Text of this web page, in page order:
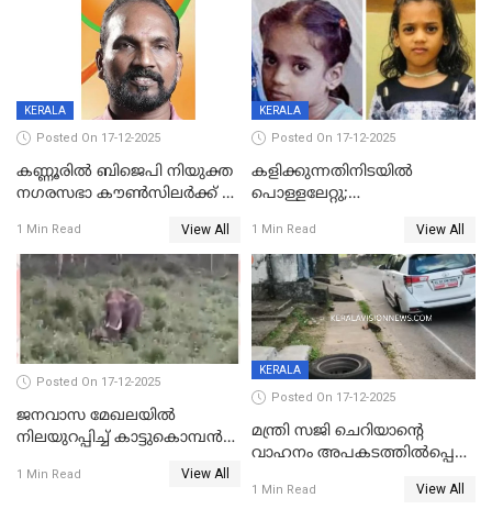
KERALA
Posted On 17-12-2025
കണ്ണൂരിൽ ബിജെപി നിയുക്ത
നഗരസഭാ കൗൺസിലർക്ക് 36
1 Min Read View All
KERALA
Posted On 17-12-2025
കളിക്കുന്നതിനിടയിൽ
പൊള്ളലേറ്റു;
ക്ലാസ് വിദ്യാർത്ഥിനി മരിച്ചു
1 Min Read View All
Posted On 17-12-2025
ജനവാസ മേഖലയില്‍
നിലയുറപ്പിച്ച് കാട്ടുകൊമ്പന്‍
1 Min Read View All
KERALA
Posted On 17-12-2025
മന്ത്രി സജി ചെറിയാന്റെ
വാഹനം അപകടത്തിൽപ്പെട്ടു;
രക്ഷപ്പെട്ടത് തലനാരിടയ്ക്ക്
1 Min Read View All